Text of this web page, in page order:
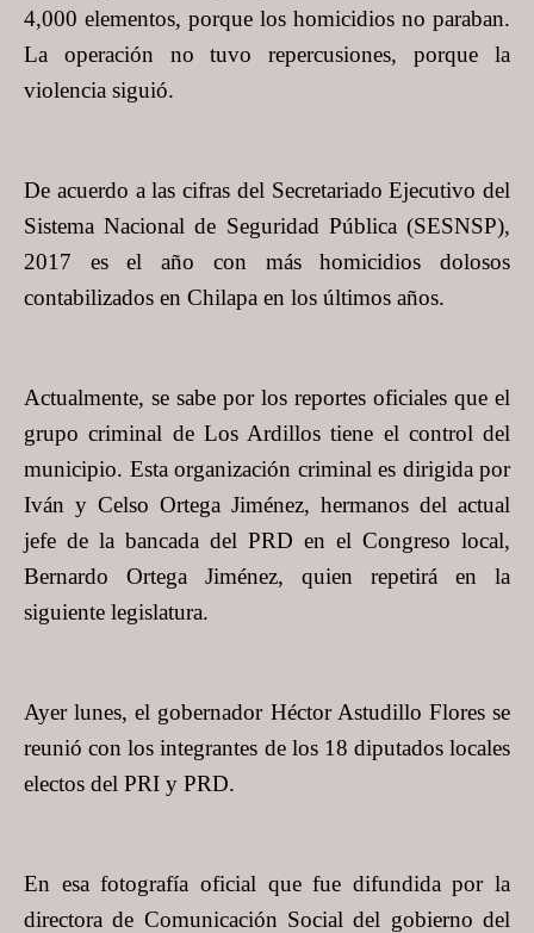
4,000 elementos, porque los homicidios no paraban.
La operación no tuvo repercusiones, porque la
violencia siguió.
De acuerdo a las cifras del Secretariado Ejecutivo del
Sistema Nacional de Seguridad Pública (SESNSP),
2017 es el año con más homicidios dolosos
contabilizados en Chilapa en los últimos años.
Actualmente, se sabe por los reportes oficiales que el
grupo criminal de Los Ardillos tiene el control del
municipio. Esta organización criminal es dirigida por
Iván y Celso Ortega Jiménez, hermanos del actual
jefe de la bancada del PRD en el Congreso local,
Bernardo Ortega Jiménez, quien repetirá en la
siguiente legislatura.
Ayer lunes, el gobernador Héctor Astudillo Flores se
reunió con los integrantes de los 18 diputados locales
electos del PRI y PRD.
En esa fotografía oficial que fue difundida por la
directora de Comunicación Social del gobierno del